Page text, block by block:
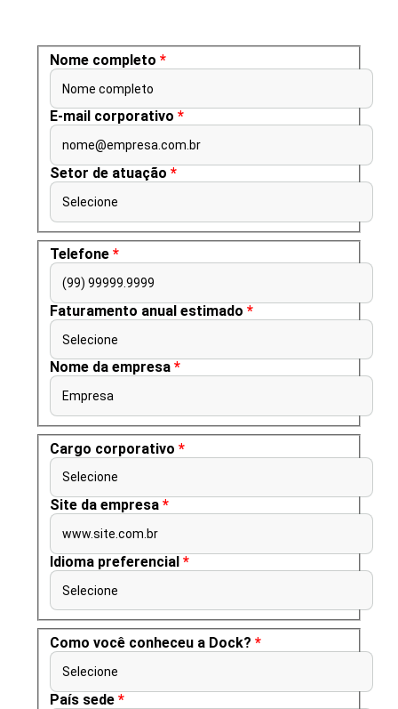
Nome completo *
Nome completo
E-mail corporativo *
nome@empresa.com.br
Setor de atuação *
Selecione
Telefone *
(99) 99999.9999
Faturamento anual estimado *
Selecione
Nome da empresa *
Empresa
Cargo corporativo *
Selecione
Site da empresa *
www.site.com.br
Idioma preferencial *
Selecione
Como você conheceu a Dock? *
Selecione
País sede *